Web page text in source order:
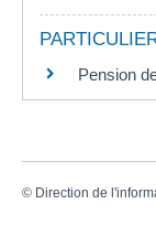
Pension
© Direction de